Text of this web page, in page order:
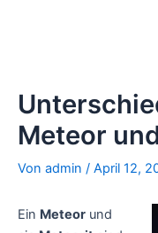
Meteor
Von admin / April 12,
Ein Meteor und